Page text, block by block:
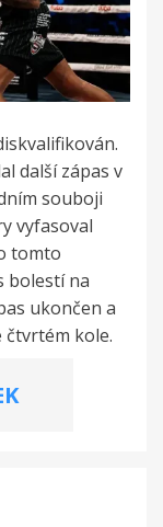
další zápas v
souboji
vyfasoval
tomto
bolestí na
ukončen a
čtvrtém kole.